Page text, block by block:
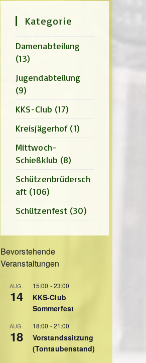
Kategorie
Damenabteilung
(13)
Jugendabteilung
(9)
KKS-Club (17)
Kreisjägerhof (1)
Mittwoch-
Schießklub (8)
Schützenbrüdersch
aft (106)
Schützenfest (30)
Bevorstehende
Veranstaltungen
AUG.
14
15:00 -23:00
KKS-Club
Sommerfest
AUG.
18
18:00 -21:00
Vorstandssitzung
(Tontaubenstand)